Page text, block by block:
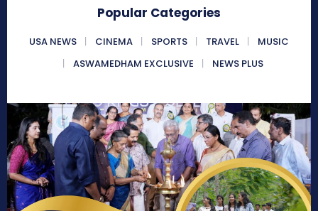
Popular Categories
USA NEWS CINEMA SPORTS TRAVEL
MUSIC
ASWAMEDHAM EXCLUSIVE
NEWS PLUS